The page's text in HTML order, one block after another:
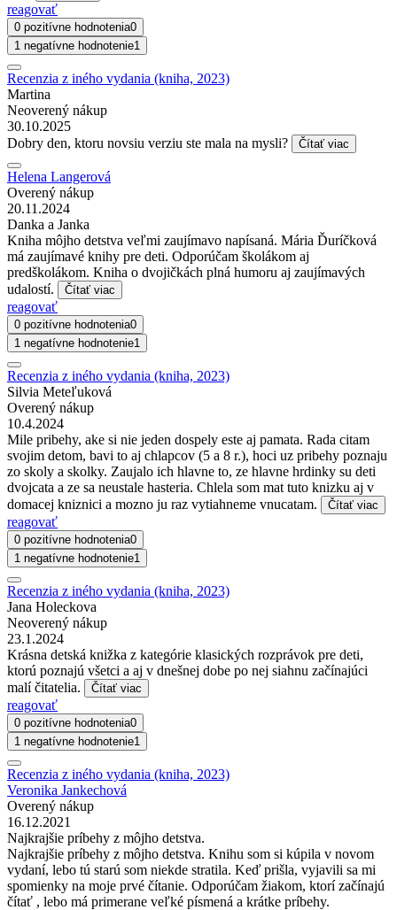
reagovať
0 pozitívne hodnotenia0
1 negatívne hodnotenie1
Recenzia z iného vydania (kniha, 2023)
Martina
Neoverený nákup
30.10.2025
Dobry den, ktoru novsiu verziu ste mala na mysli?
Čítať viac
Helena Langerová
Overený nákup
20.11.2024
Danka a Janka
Kniha môjho detstva veľmi zaujímavo napísaná. Mária Ďuríčková
má zaujímavé knihy pre deti. Odporúčam školákom aj
predškolákom. Kniha o dvojičkách plná humoru aj zaujímavých
udalostí.
Čítať viac
reagovať
0 pozitívne hodnotenia0
1 negatívne hodnotenie1
Recenzia z iného vydania (kniha, 2023)
Silvia Meteľuková
Overený nákup
10.4.2024
Mile pribehy, ake si nie jeden dospely este aj pamata. Rada citam
svojim detom, bavi to aj chlapcov (5 a 8 r.), hoci uz pribehy poznaju
zo skoly a skolky. Zaujalo ich hlavne to, ze hlavne hrdinky su deti
dvojcata a ze sa neustale hasteria. Chlela som mat tuto knizku aj v
domacej kniznici a mozno ju raz vytiahneme vnucatam.
Čítať viac
reagovať
0 pozitívne hodnotenia0
1 negatívne hodnotenie1
Recenzia z iného vydania (kniha, 2023)
Jana Holeckova
Neoverený nákup
23.1.2024
Krásna detská knižka z kategórie klasických rozprávok pre deti,
ktorú poznajú všetci a aj v dnešnej dobe po nej siahnu začínajúci
malí čitatelia.
Čítať viac
reagovať
0 pozitívne hodnotenia0
1 negatívne hodnotenie1
Recenzia z iného vydania (kniha, 2023)
Veronika Jankechová
Overený nákup
16.12.2021
Najkrajšie príbehy z môjho detstva.
Najkrajšie príbehy z môjho detstva. Knihu som si kúpila v novom
vydaní, lebo tú starú som niekde stratila. Keď prišla, vyjavili sa mi
spomienky na moje prvé čítanie. Odporúčam žiakom, ktorí začínajú
čítať , lebo má primerane veľké písmená a krátke príbehy.